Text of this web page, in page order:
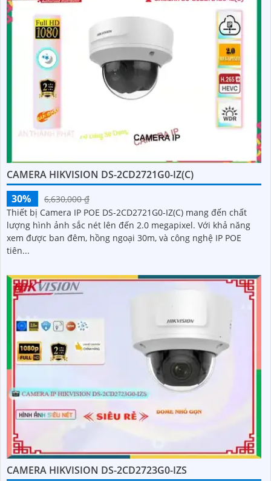
CAMERA HIKVISION DS-2CD2721G0-IZ(C)
30%
6,630,000 ₫
Thiết bị Camera IP POE DS-2CD2721G0-IZ(C) mang đến chất
lượng hình ảnh sắc nét lên đến 2.0 megapixel. Với khả năng
xem được ban đêm, hồng ngoại 30m, và công nghệ IP POE
tiên...
CAMERA HIKVISION DS-2CD2723G0-IZS